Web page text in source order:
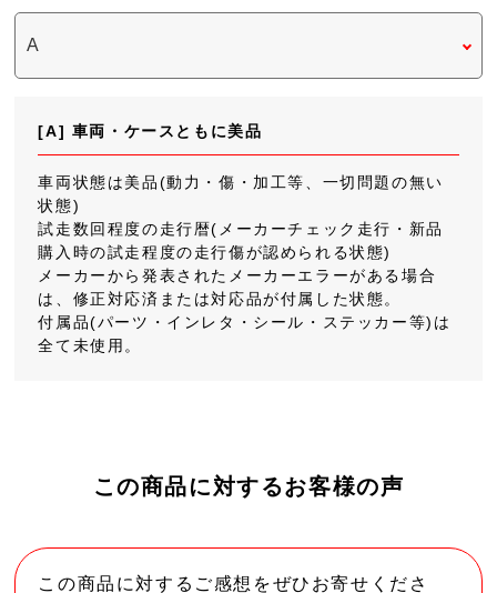
[A] 車両・ケースともに美品
車両状態は美品(動力・傷・加工等、一切問題の無い
状態)
試走数回程度の走行暦(メーカーチェック走行・新品
購入時の試走程度の走行傷が認められる状態)
メーカーから発表されたメーカーエラーがある場合
は、修正対応済または対応品が付属した状態。
付属品(パーツ・インレタ・シール・ステッカー等)は
全て未使用。
この商品に対するお客様の声
この商品に対するご感想をぜひお寄せくださ